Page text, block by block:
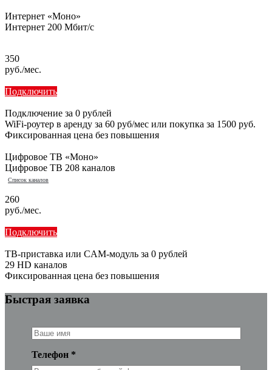
Интернет «Моно»
Интернет 200 Мбит/с
350
руб./мес.
Подключить
Подключение за 0 рублей
WiFi-роутер в аренду за 60 руб/мес или покупка за 1500 руб.
Фиксированная цена без повышения
Цифровое ТВ «Моно»
Цифровое ТВ 208 каналов
Список каналов
260
руб./мес.
Подключить
ТВ-приставка или CAM-модуль за 0 рублей
29 HD каналов
Фиксированная цена без повышения
Быстрая заявка
Телефон *